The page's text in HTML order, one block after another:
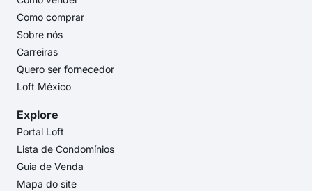
Como comprar
Sobre nós
Carreiras
Quero ser fornecedor
Loft México
Explore
Portal Loft
Lista de Condomínios
Guia de Venda
Mapa do site